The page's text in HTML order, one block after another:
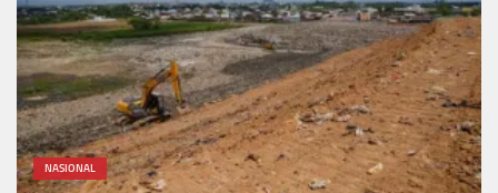
NASIONAL